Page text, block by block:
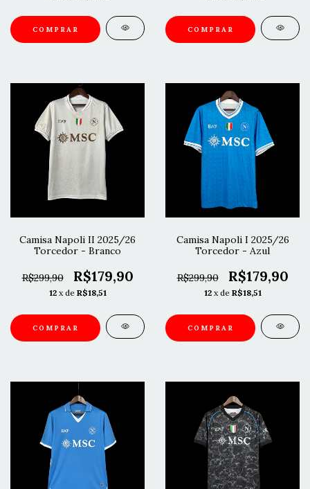
COMPRAR COMPRAR
Camisa Napoli II 2025/26
Torcedor - Branco
R$299,90 R$179,90
12 x de R$18,51
COMPRAR
Camisa Napoli I 2025/26
Torcedor - Azul
R$299,90 R$179,90
12 x de R$18,51
COMPRAR